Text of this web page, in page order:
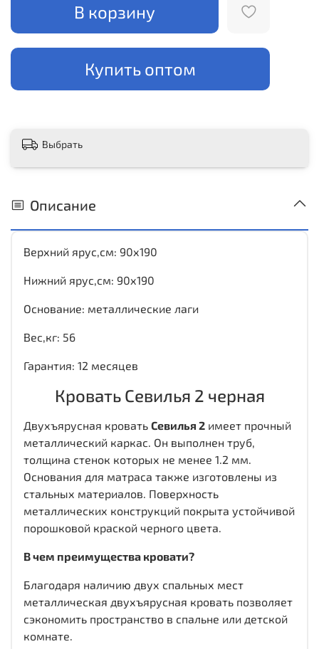
В корзину
Купить оптом
Выбрать
Описание
Верхний ярус,см: 90х190
Нижний ярус,см: 90х190
Основание: металлические лаги
Вес,кг: 56
Гарантия: 12 месяцев
Кровать Севилья 2 черная
Двухъярусная кровать Севилья 2 имеет прочный
металлический каркас. Он выполнен труб,
толщина стенок которых не менее 1.2 мм.
Основания для матраса также изготовлены из
стальных материалов. Поверхность
металлических конструкций покрыта устойчивой
порошковой краской черного цвета.
В чем преимущества кровати?
Благодаря наличию двух спальных мест
металлическая двухъярусная кровать позволяет
сэкономить пространство в спальне или детской
комнате.